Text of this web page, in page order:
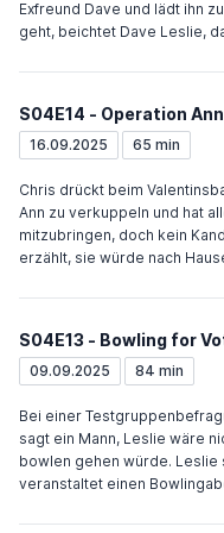
besseres Herrchen wäre.
einer Hundepfeife zurück.
Exfreund Dave und lädt ihn
geht, beichtet Dave Leslie,
Urinal kettet. Dave befreit
Wahlkampfsong geschrieben
Background-Sänger in dem
verschwinden zu lassen.
Ron überredet ihn zu einer
und eine Saxophon-Spur
neuen Song geschrieben
auf Tom, weil dieser allen
S04E14 - Operation Ann
16.09.2025 65 min
Chris drückt beim
Ann zu verkuppeln und hat
mitzubringen, doch kein
erzählt, sie würde nach
Weil die Musik auf dem Ball
Valentinstag eine Reihe von
um den Ort ihres Dates zu
die entscheidende Idee, so
pünktlich trifft. Beide
Es stellt sich raus, dass Ann
zusammengebracht hat.
S04E13 - Bowling for
09.09.2025 84 min
Bei einer
sagt ein Mann, Leslie wäre
bowlen gehen würde. Leslie
veranstaltet einen
und Essen aus, doch er sagt